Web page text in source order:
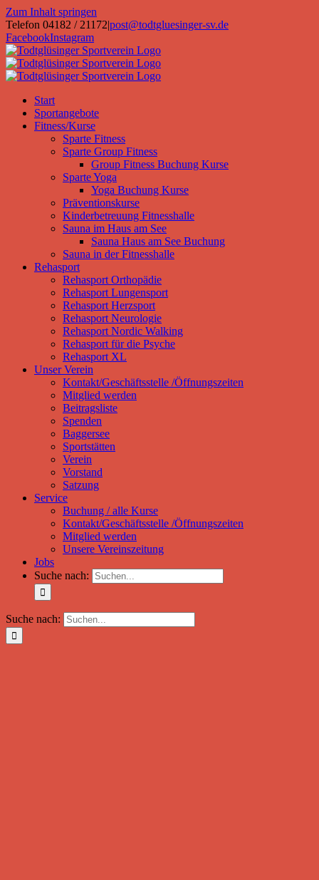
Zum Inhalt springen
Telefon 04182 / 21172|post@todtgluesinger-sv.de
FacebookInstagram
Start
Sportangebote
Fitness/Kurse
Sparte Fitness
Sparte Group Fitness
Group Fitness Buchung Kurse
Sparte Yoga
Yoga Buchung Kurse
Präventionskurse
Kinderbetreuung Fitnesshalle
Sauna im Haus am See
Sauna Haus am See Buchung
Sauna in der Fitnesshalle
Rehasport
Rehasport Orthopädie
Rehasport Lungensport
Rehasport Herzsport
Rehasport Neurologie
Rehasport Nordic Walking
Rehasport für die Psyche
Rehasport XL
Unser Verein
Kontakt/Geschäftsstelle /Öffnungszeiten
Mitglied werden
Beitragsliste
Spenden
Baggersee
Sportstätten
Verein
Vorstand
Satzung
Service
Buchung / alle Kurse
Kontakt/Geschäftsstelle /Öffnungszeiten
Mitglied werden
Unsere Vereinszeitung
Jobs
Suche nach:
Suche nach: